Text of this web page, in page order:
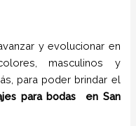
y evolucionar en
masculinos y
para poder brindar el
para bodas en San